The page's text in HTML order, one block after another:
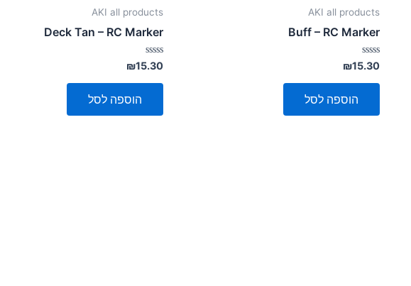
AKI all products
Buff – RC Marker
דורג
0
מתוך
₪15.30
הוספה לסל
AKI all products
Deck Tan – RC Marker
דורג
0
מתוך
₪15.30
הוספה לסל